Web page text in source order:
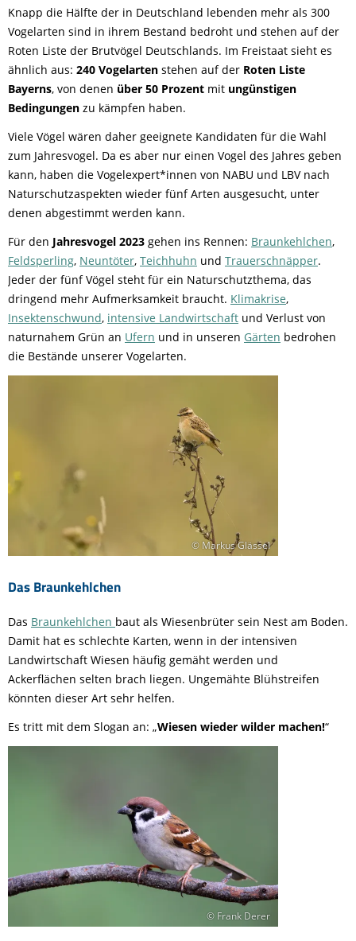
Knapp die Hälfte der in Deutschland lebenden mehr als 300
Vogelarten sind in ihrem Bestand bedroht und stehen auf der
Roten Liste der Brutvögel Deutschlands. Im Freistaat sieht es
ähnlich aus: 240 Vogelarten stehen auf der Roten Liste
Bayerns, von denen über 50 Prozent mit ungünstigen
Bedingungen zu kämpfen haben.
Viele Vögel wären daher geeignete Kandidaten für die Wahl
zum Jahresvogel. Da es aber nur einen Vogel des Jahres geben
kann, haben die Vogelexpert*innen von NABU und LBV nach
Naturschutzaspekten wieder fünf Arten ausgesucht, unter
denen abgestimmt werden kann.
Für den Jahresvogel 2023 gehen ins Rennen: Braunkehlchen,
Feldsperling, Neuntöter, Teichhuhn und Trauerschnäpper.
Jeder der fünf Vögel steht für ein Naturschutzthema, das
dringend mehr Aufmerksamkeit braucht. Klimakrise,
Insektenschwund, intensive Landwirtschaft und Verlust von
naturnahem Grün an Ufern und in unseren Gärten bedrohen
die Bestände unserer Vogelarten.
Das Braunkehlchen
© Markus Glässel
Das Braunkehlchen baut als Wiesenbrüter sein Nest am Boden.
Damit hat es schlechte Karten, wenn in der intensiven
Landwirtschaft Wiesen häufig gemäht werden und
Ackerflächen selten brach liegen. Ungemähte Blühstreifen
könnten dieser Art sehr helfen.
Es tritt mit dem Slogan an: „Wiesen wieder wilder machen!“
© Frank Derer